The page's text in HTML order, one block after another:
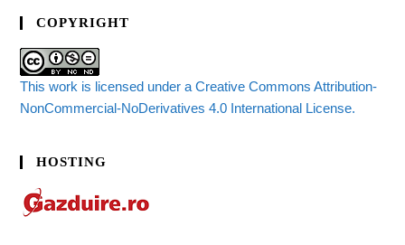
COPYRIGHT
This work is licensed under a Creative Commons Attribution-
NonCommercial-NoDerivatives 4.0 International License.
HOSTING